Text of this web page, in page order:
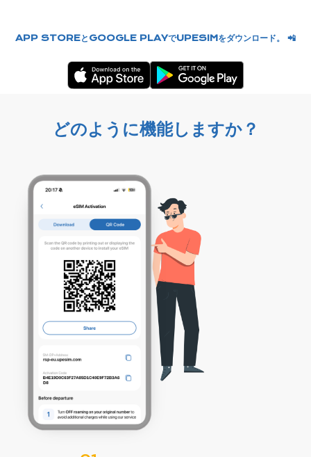
APP STOREとGOOGLE PLAYでUPESIMをダウンロード。 📲
どのように機能しますか？